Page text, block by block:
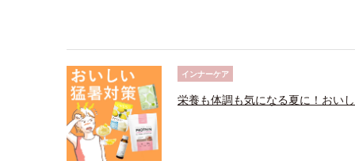
インナーケア
栄養も体調も気になる夏に！おい